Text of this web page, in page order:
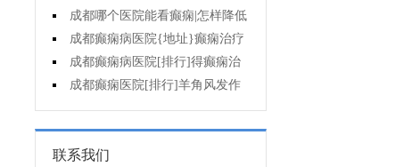
的治疗要注意什么?
成都哪个医院能看癫痫|怎样降低
癫痫遗传风险?
成都癫痫病医院{地址}癫痫治疗
中为什么还是犯病?
成都癫痫病医院[排行]得癫痫治
不好是为什么?
成都癫痫医院[排行]羊角风发作
有哪些危害?
联系我们